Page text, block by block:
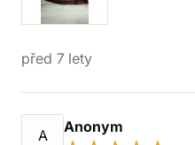
před 7 lety
A Anonym